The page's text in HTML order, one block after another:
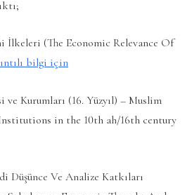
İlkeleri (The Economic Relevance Of
bilgi için
Kurumları (16. Yüzyıl) – Muslim
in the 10th ah/16th century
Düşünce Ve Analize Katkıları